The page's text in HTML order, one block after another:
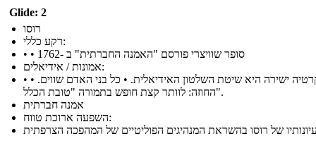
Glide: 2
רוסו
רקע כללי:
• • סופר שוויצרי פורסם "האמנה החברתית" ב -1762
אמונות / אידיאלים:
• דמוקרטיה ישירה היא שיטת השלטון האידיאלית. • כל בני האדם שווים. •
החוזה: לוותר קצת חופש בתמורה "טובת הכלל".
אמנה חברתית
השפעה ארוכת טווח: